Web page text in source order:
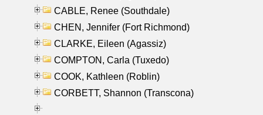
CABLE, Renee (Southdale)
CHEN, Jennifer (Fort Richmond)
CLARKE, Eileen (Agassiz)
COMPTON, Carla (Tuxedo)
COOK, Kathleen (Roblin)
CORBETT, Shannon (Transcona)